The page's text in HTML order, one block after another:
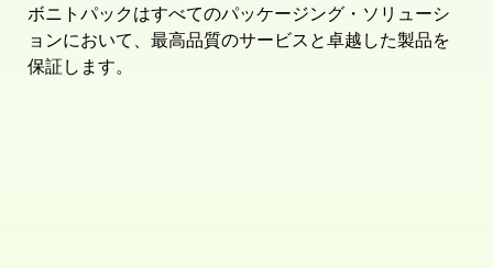
ボニトパックはすべてのパッケージング・ソリューシ
ョンにおいて、最高品質のサービスと卓越した製品を
保証します。